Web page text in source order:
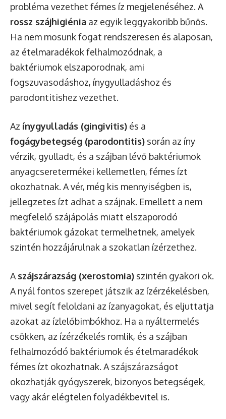
probléma vezethet fémes íz megjelenéséhez. A
rossz szájhigiénia az egyik leggyakoribb bűnös.
Ha nem mosunk fogat rendszeresen és alaposan,
az ételmaradékok felhalmozódnak, a
baktériumok elszaporodnak, ami
fogszuvasodáshoz, ínygyulladáshoz és
parodontitishez vezethet.
Az ínygyulladás (gingivitis) és a
fogágybetegség (parodontitis) során az íny
vérzik, gyulladt, és a szájban lévő baktériumok
anyagcseretermékei kellemetlen, fémes ízt
okozhatnak. A vér, még kis mennyiségben is,
jellegzetes ízt adhat a szájnak. Emellett a nem
megfelelő szájápolás miatt elszaporodó
baktériumok gázokat termelhetnek, amelyek
szintén hozzájárulnak a szokatlan ízérzethez.
A szájszárazság (xerostomia) szintén gyakori ok.
A nyál fontos szerepet játszik az ízérzékelésben,
mivel segít feloldani az ízanyagokat, és eljuttatja
azokat az ízlelőbimbókhoz. Ha a nyáltermelés
csökken, az ízérzékelés romlik, és a szájban
felhalmozódó baktériumok és ételmaradékok
fémes ízt okozhatnak. A szájszárazságot
okozhatják gyógyszerek, bizonyos betegségek,
vagy akár elégtelen folyadékbevitel is.